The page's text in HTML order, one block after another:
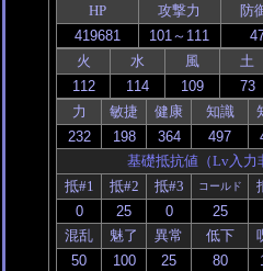
HP
攻撃力 防
火 水 風 土
力 敏捷 健康 知識
基礎抵抗値（Lv入力
抵#1
抵#2 抵#3 コールド
混乱 魅了 異常 低下